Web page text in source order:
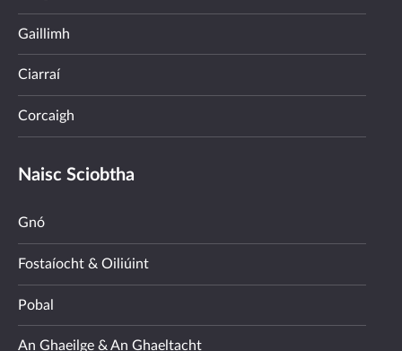
Gaillimh
Ciarraí
Corcaigh
Naisc Sciobtha
Gnó
Fostaíocht & Oiliúint
Pobal
An Ghaeilge & An Ghaeltacht